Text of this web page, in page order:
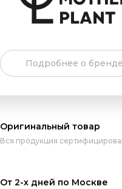
Подробнее о бренде
Оригинальный товар
Вся продукция
От 2-х дней по Москве